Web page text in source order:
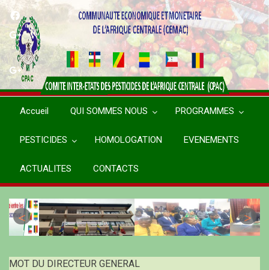
Aller
contenu
principal
Accueil QUI SOMMES NOUS PROGRAMMES
PESTICIDES HOMOLOGATION EVENEMENTS
ACTUALITES CONTACTS
MOT DU DIRECTEUR GENERAL